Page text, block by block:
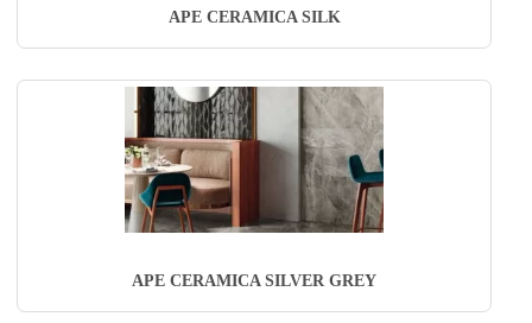
APE CERAMICA SILK
APE CERAMICA SILVER GREY